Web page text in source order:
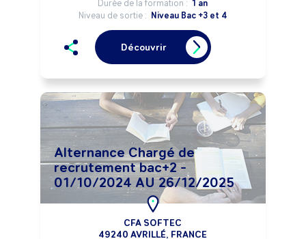
Durée de la formation : 1 an
Niveau de sortie : Niveau Bac +3 et 4
Découvrir
Alternance Chargé de
recrutement bac+2 -
01/10/2024 AU 26/12/2025
CFA SOFTEC
49240 AVRILLÉ, FRANCE